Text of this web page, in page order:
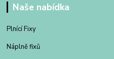
Naše nabídka
Plnící Fixy
Náplně fixů